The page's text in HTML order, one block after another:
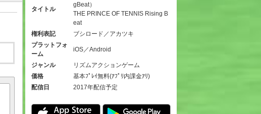
タイトル
gBeat）
THE PRINCE OF TENNIS Rising B
eat
権利表記
ブシロード／アカツキ
プラットフォ
ーム
iOS／Android
ジャンル
リズムアクションゲーム
価格
基本ﾌﾟﾚｲ無料(ｱﾌﾟﾘ内課金ｱﾘ)
配信日
2017年配信予定